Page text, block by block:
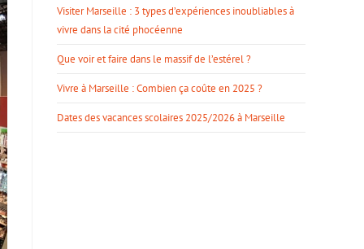
Visiter Marseille : 3 types d’expériences inoubliables à
vivre dans la cité phocéenne
Que voir et faire dans le massif de l’estérel ?
Vivre à Marseille : Combien ça coûte en 2025 ?
Dates des vacances scolaires 2025/2026 à Marseille